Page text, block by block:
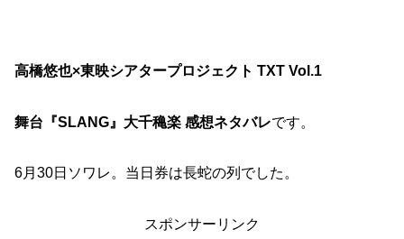
高橋悠也×東映シアタープロジェクト TXT Vol.1
舞台『SLANG』大千穐楽 感想ネタバレです。
6月30日ソワレ。当日券は長蛇の列でした。
スポンサーリンク